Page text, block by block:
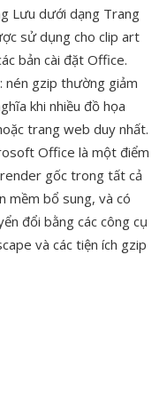
Lưu dưới dạng Trang
sử dụng cho clip art
bản cài đặt Office.
nén gzip thường giảm
khi nhiều đồ họa
trang web duy nhất.
Office là một điểm
gốc trong tất cả
mềm bổ sung, và có
đổi bằng các công cụ
và các tiện ích gzip